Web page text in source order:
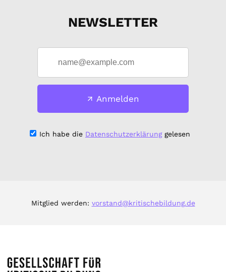
NEWSLETTER
Anmelden
Ich habe die Datenschutzerklärunggelesen
Mitglied werden: vorstand@kritischebildung.de